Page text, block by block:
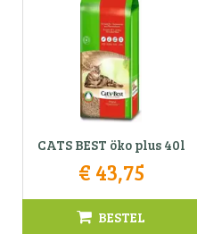
CATS BEST öko plus 40l
€ 43,75
BESTEL